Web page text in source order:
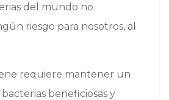
del mundo no
riesgo para nosotros, al
requiere mantener un
beneficiosas y